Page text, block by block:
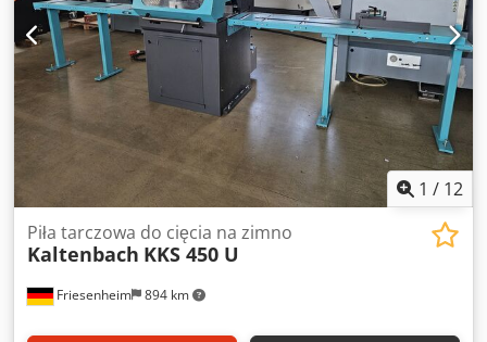
1 / 12
Friesenheim 894 km
Piła tarczowa do cięcia na zimno
Kaltenbach KKS 450 U